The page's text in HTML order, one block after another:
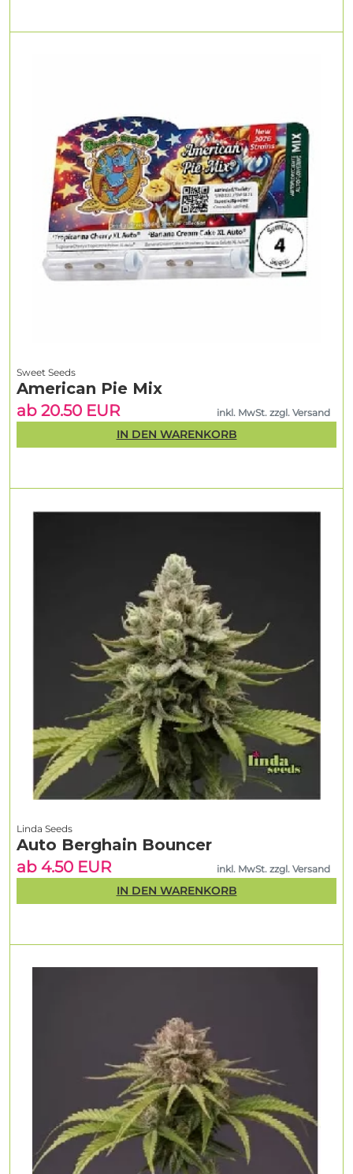
Linda Seeds
Auto Berghain Bouncer
ab 4.50 EUR
inkl. MwSt. zzgl. Versand
IN DEN WARENKORB
Sweet Seeds
American Pie Mix
ab 20.50 EUR
inkl. MwSt. zzgl. Versand
IN DEN WARENKORB